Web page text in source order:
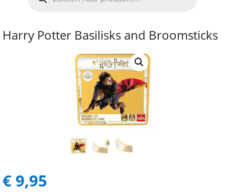
Harry Potter Basilisks and Broomsticks
€ 9,95